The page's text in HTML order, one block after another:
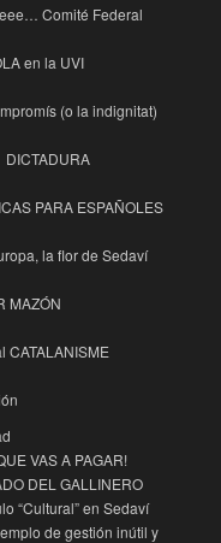
Comité Federal
en la UVI
(o la indignitat)
DICTADURA
PARA ESPAÑOLES
la flor de Sedaví
MAZÓN
CATALANISME
VAS A PAGAR!
DEL GALLINERO
“Cultural” en Sedaví
de gestión inútil y